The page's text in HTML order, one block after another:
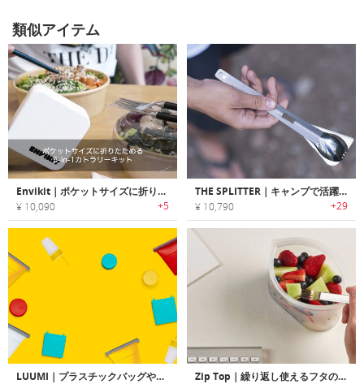
類似アイテム
Envikit｜ポケットサイズに折りたためる5-in-1カトラリーキット「エンヴィーキット」
¥ 10,090 +5
THE SPLITTER｜キャンプで活躍する多機能チタン製ユーテンシル「スプリッター」
¥ 10,790 +29
LUUMI｜プラスチックバッグやカップの替わりに繰り返し使用可能なシリコンバッグ/蓋「ルーミ」 Zip Top｜繰り返し使えるフタのいらないジップ式フードコンテナ「ジップトップ」